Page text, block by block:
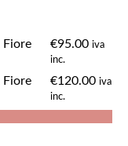
Fiore
€95.00 iva
inc.
Fiore
€120.00 iva
inc.